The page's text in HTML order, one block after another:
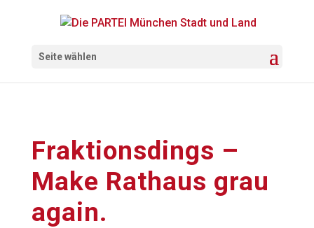
Seite wählen
Fraktionsdings –
Make Rathaus grau
again.